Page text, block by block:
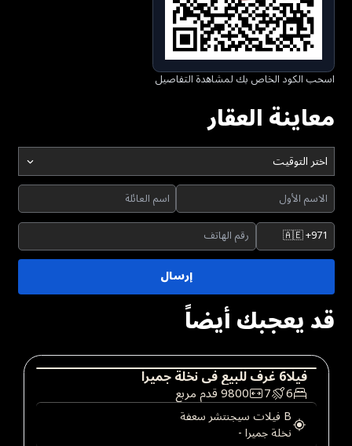
اسحب الكود الخاص بك لمشاهدة التفاصيل
معاينة العقار
اختر التوقيت
🇦🇪+971
إرسال
قد يعجبك أيضاً
فيلا
فيلا6غرفللبيعفينخلة جميرا
6
7
9800قدم مربع
B فيلات سيجنتشر سعفة
نخلة جميرا-